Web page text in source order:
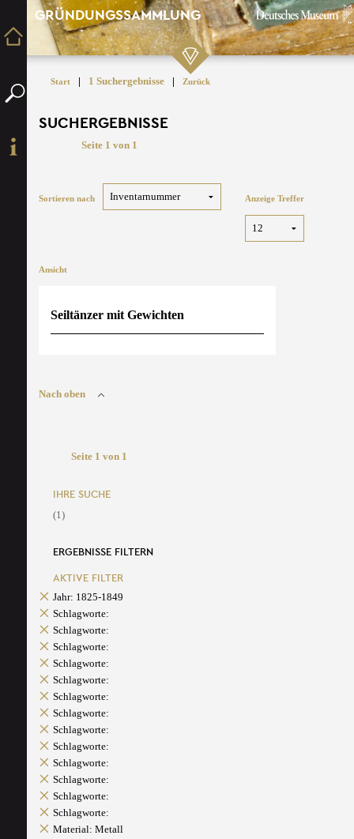
GRÜNDUNGSSAMMLUNG
Start | 1 Suchergebnisse | Zurück
SUCHERGEBNISSE
Seite 1 von 1
Sortieren nach Anzeige Treffer
Ansicht
Seiltänzer mit Gewichten
Nach oben
Seite 1 von 1
IHRE SUCHE
(1)
ERGEBNISSE FILTERN
AKTIVE FILTER
Jahr: 1825-1849
Schlagworte:
Schlagworte:
Schlagworte:
Schlagworte:
Schlagworte:
Schlagworte:
Schlagworte:
Schlagworte:
Schlagworte:
Schlagworte:
Schlagworte:
Schlagworte:
Schlagworte:
Material: Metall